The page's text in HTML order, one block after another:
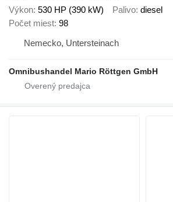
Výkon 530 HP (390 kW) Palivo diesel
Počet miest 98
Nemecko, Untersteinach
Omnibushandel Mario Röttgen GmbH